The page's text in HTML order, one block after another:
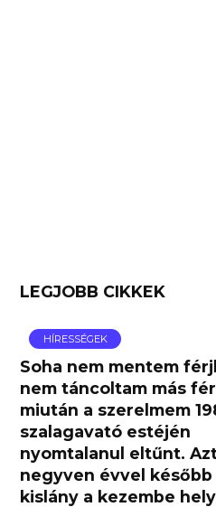
LEGJOBB CIKKEK
HÍRESSÉGEK
Soha nem mentem
nem táncoltam más
miután a szerelmem
szalagavató estéjén
nyomtalanul eltűnt.
negyven évvel
kislány a kezembe